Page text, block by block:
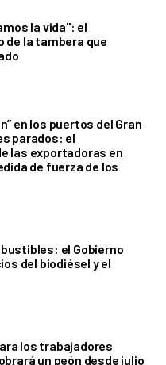
la vida": el
la tambera que
en los puertos del Gran
parados: el
las exportadoras en
de fuerza de los
el Gobierno
del biodiésel y el
los trabajadores
un peón desde julio